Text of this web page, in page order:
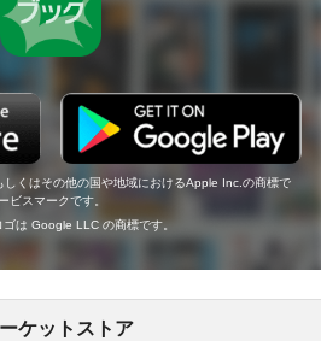
くはその他の国や地域におけるApple Inc.の商標で
スマークです。
は Google LLC の商標です。
ケットストア